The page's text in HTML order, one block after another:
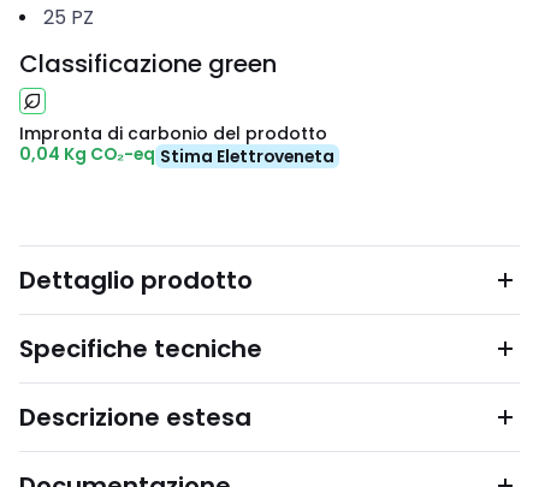
25 PZ
Classificazione green
Impronta di carbonio del prodotto
0,04 Kg CO₂-eq Stima Elettroveneta
Dettaglio prodotto
Specifiche tecniche
Descrizione estesa